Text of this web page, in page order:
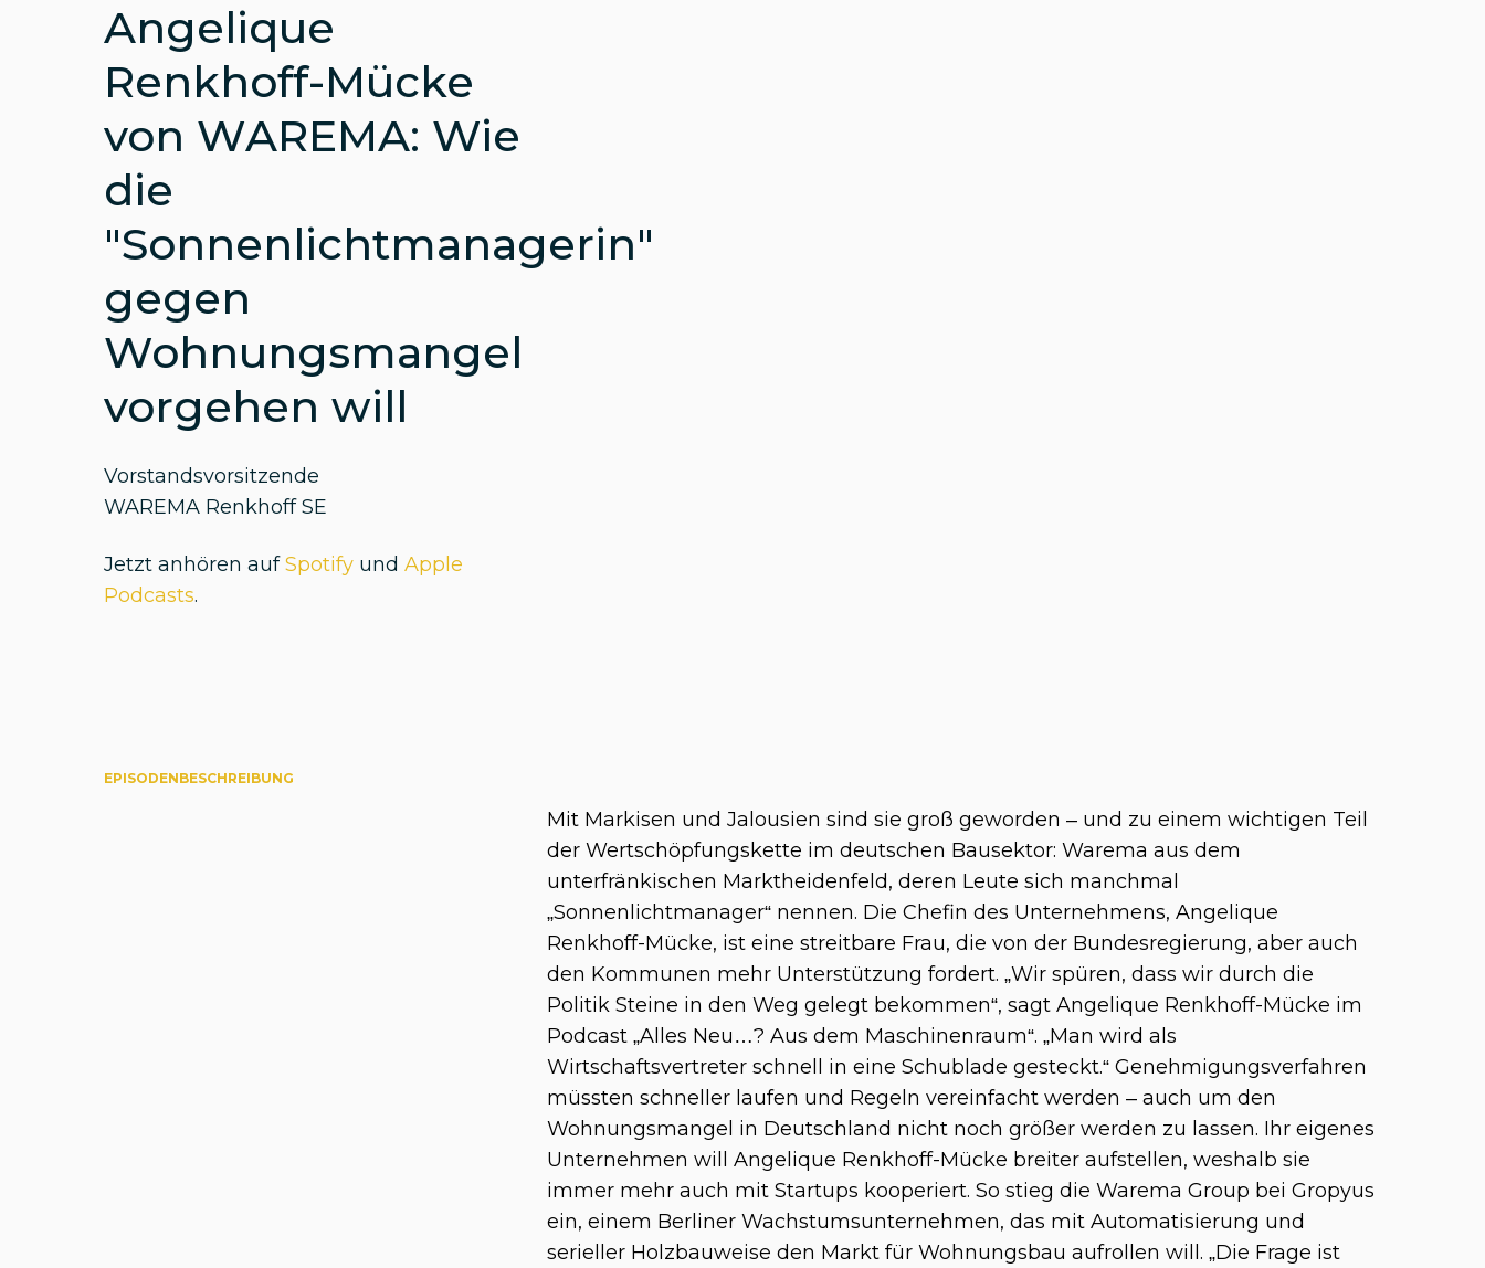
Angelique
Renkhoff-Mücke
von WAREMA: Wie
die
"Sonnenlichtmanagerin"
gegen
Wohnungsmangel
vorgehen will
Vorstandsvorsitzende
WAREMA Renkhoff SE
Jetzt anhören aufSpotify undApple
Podcasts.
EPISODENBESCHREIBUNG
Mit Markisen und Jalousien sind sie groß geworden – und zu einem wichtigen Teil
der Wertschöpfungskette im deutschen Bausektor: Warema aus dem
unterfränkischen Marktheidenfeld, deren Leute sich manchmal
„Sonnenlichtmanager“ nennen. Die Chefin des Unternehmens,Angelique
Renkhoff-Mücke, ist eine streitbare Frau, die von der Bundesregierung, aber auch
den Kommunen mehr Unterstützung fordert. „Wir spüren, dass wir durch die
Politik Steine in den Weg gelegt bekommen“, sagt Angelique Renkhoff-Mücke im
Podcast „Alles Neu…? Aus dem Maschinenraum“. „Man wird als
Wirtschaftsvertreter schnell in eine Schublade gesteckt.“ Genehmigungsverfahren
müssten schneller laufen und Regeln vereinfacht werden – auch um den
Wohnungsmangel in Deutschland nicht noch größer werden zu lassen. Ihr eigenes
Unternehmen will Angelique Renkhoff-Mücke breiter aufstellen, weshalb sie
immer mehr auch mit Startups kooperiert. So stieg die Warema Group bei Gropyus
ein, einem Berliner Wachstumsunternehmen, das mit Automatisierung und
serieller Holzbauweise den Markt für Wohnungsbau aufrollen will. „Die Frage ist